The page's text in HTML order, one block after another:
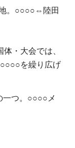
。○○○○⇔陸田
・大会では、
を繰り広げ
一つ。○○○○メ